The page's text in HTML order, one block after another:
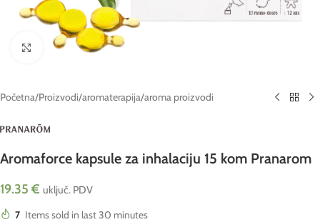
Click to enlarge
Početna/Proizvodi/aromaterapija/aroma proizvodi
Aromaforce kapsule za inhalaciju 15 kom Pranarom
19.35 € uključ. PDV
7 Items sold in last 30 minutes